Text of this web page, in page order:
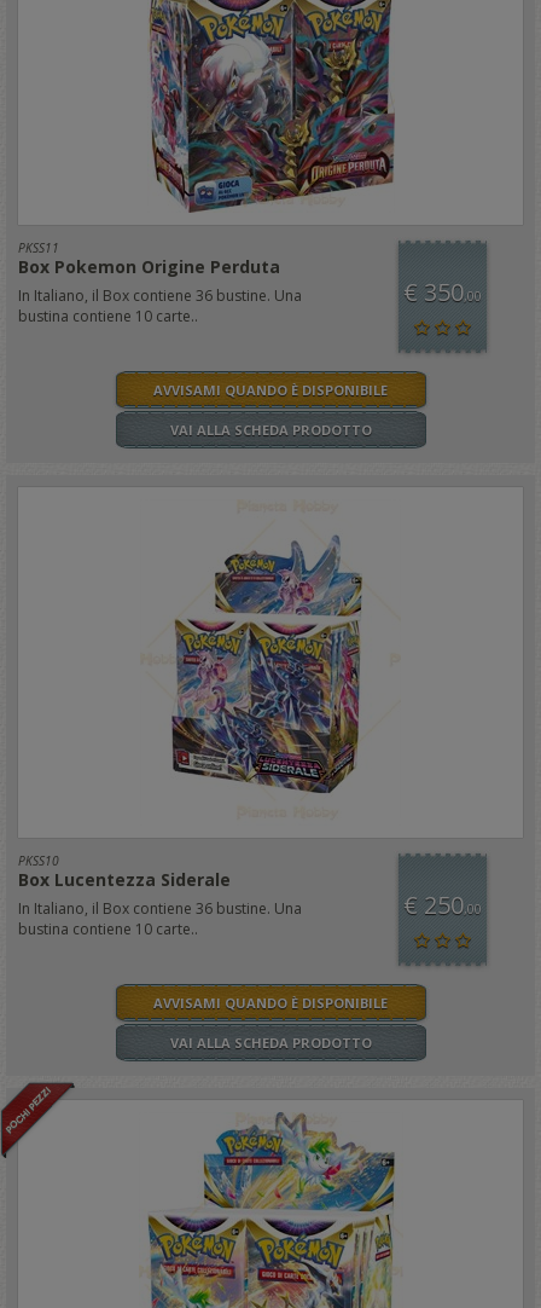
PKSS11
Box Pokemon Origine Perduta
In Italiano, il Box contiene 36 bustine. Una
bustina contiene 10 carte..
€ 350,00
AVVISAMI QUANDO È DISPONIBILE
VAI ALLA SCHEDA PRODOTTO
PKSS10
Box Lucentezza Siderale
In Italiano, il Box contiene 36 bustine. Una
bustina contiene 10 carte..
€ 250,00
AVVISAMI QUANDO È DISPONIBILE
VAI ALLA SCHEDA PRODOTTO